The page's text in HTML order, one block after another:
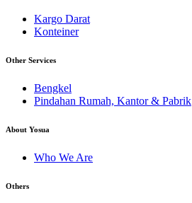
Kargo Darat
Konteiner
Other Services
Bengkel
Pindahan Rumah, Kantor & Pabrik
About Yosua
Who We Are
Others